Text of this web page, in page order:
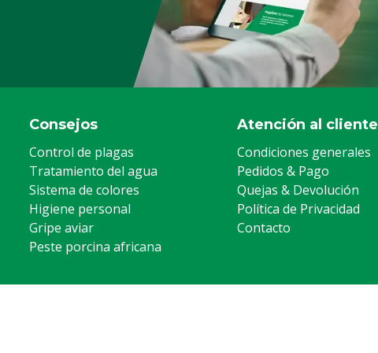
Consejos
Control de plagas
Tratamiento del agua
Sistema de colores
Higiene personal
Gripe aviar
Peste porcina africana
Atención al cliente
Condiciones generales
Pedidos & Pago
Quejas & Devolución
Política de Privacidad
Contacto